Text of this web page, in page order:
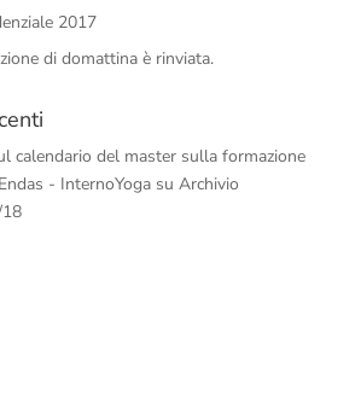
2017
di domattina è rinviata.
calendario del master sulla formazione
- InternoYogasu Archivio